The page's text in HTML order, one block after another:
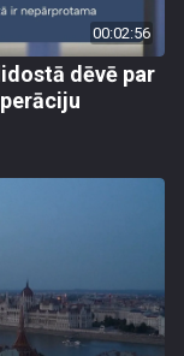
00:02:56
dēvē par